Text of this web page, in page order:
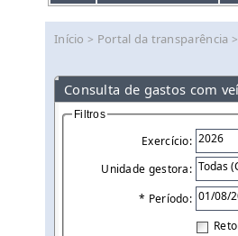
Início > Portal da transparência >
Consulta de gastos com
Filtros
Exercício:
Unidade gestora:
* Período: